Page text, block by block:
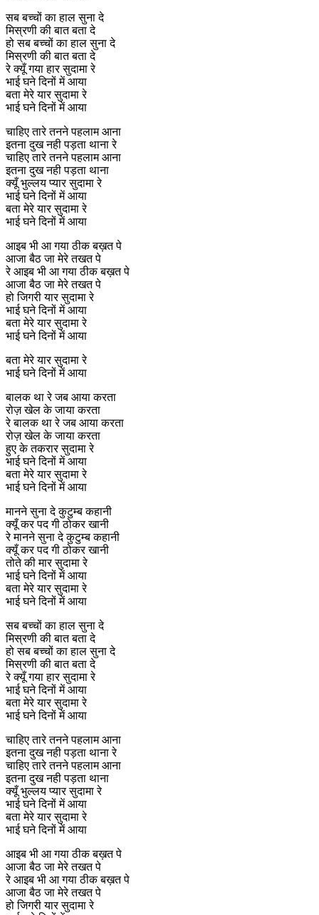
सब बच्चों का हाल सुना दे
मिस्रणी की बात बता दे
हो सब बच्चों का हाल सुना दे
मिस्रणी की बात बता दे
रे क्यूँ गया हार सुदामा रे
भाई घने दिनों में आया
बता मेरे यार सुदामा रे
भाई घने दिनों में आया
चाहिए तारे तनने पहलाम आना
इतना दुख नही पड़ता थाना रे
चाहिए तारे तनने पहलाम आना
इतना दुख नही पड़ता थाना
क्यूँ भुल्लय प्यार सुदामा रे
भाई घने दिनों में आया
बता मेरे यार सुदामा रे
भाई घने दिनों में आया
आइब भी आ गया ठीक बख़त पे
आजा बैठ जा मेरे तखत पे
रे आइब भी आ गया ठीक बख़त पे
आजा बैठ जा मेरे तखत पे
हो जिगरी यार सुदामा रे
भाई घने दिनों में आया
बता मेरे यार सुदामा रे
भाई घने दिनों में आया
बता मेरे यार सुदामा रे
भाई घने दिनों में आया
बालक था रे जब आया करता
रोज़ खेल के जाया करता
रे बालक था रे जब आया करता
रोज़ खेल के जाया करता
हुए के तकरार सुदामा रे
भाई घने दिनों में आया
बता मेरे यार सुदामा रे
भाई घने दिनों में आया
मानने सुना दे कुटुम्ब कहानी
क्यूँ कर पद गी ठोकर खानी
रे मानने सुना दे कुटुम्ब कहानी
क्यूँ कर पद गी ठोकर खानी
तोते की मार सुदामा रे
भाई घने दिनों में आया
बता मेरे यार सुदामा रे
भाई घने दिनों में आया
सब बच्चों का हाल सुना दे
मिस्रणी की बात बता दे
हो सब बच्चों का हाल सुना दे
मिस्रणी की बात बता दे
रे क्यूँ गया हार सुदामा रे
भाई घने दिनों में आया
बता मेरे यार सुदामा रे
भाई घने दिनों में आया
चाहिए तारे तनने पहलाम आना
इतना दुख नही पड़ता थाना रे
चाहिए तारे तनने पहलाम आना
इतना दुख नही पड़ता थाना
क्यूँ भुल्लय प्यार सुदामा रे
भाई घने दिनों में आया
बता मेरे यार सुदामा रे
भाई घने दिनों में आया
आइब भी आ गया ठीक बख़त पे
आजा बैठ जा मेरे तखत पे
रे आइब भी आ गया ठीक बख़त पे
आजा बैठ जा मेरे तखत पे
हो जिगरी यार सुदामा रे